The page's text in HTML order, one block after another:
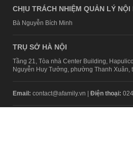
CHỊU TRÁCH NHIỆM QUẢN LÝ NỘI
Bà Nguyễn Bích Minh
TRỤ SỞ HÀ NỘI
Tầng 21, Tòa nhà Center Building,
Nguyễn Huy Tưởng, phường Thanh Xuân,
Email: contact@afamily.vn | Điện thoại: